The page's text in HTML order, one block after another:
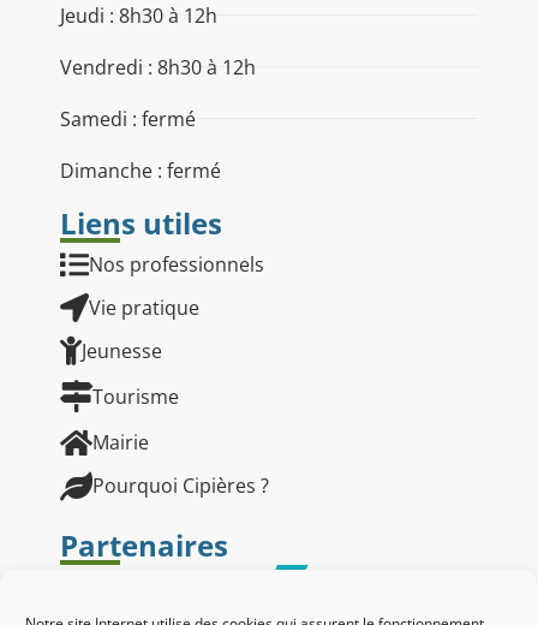
Jeudi : 8h30 à 12h
Vendredi : 8h30 à 12h
Samedi : fermé
Dimanche : fermé
Liens utiles
Nos professionnels
Vie pratique
Jeunesse
Tourisme
Mairie
Pourquoi Cipières ?
Partenaires